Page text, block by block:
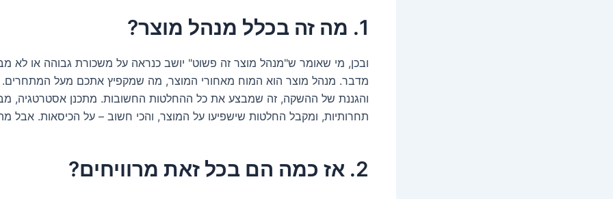
1. מה זה בכלל מנהל מוצר?
ובכן, מי שאומר ש"מנהל מוצר זה פשוט" יושב כנראה על משכורת גבוהה או לא
מדבר. מנהל מוצר הוא המוח מאחורי המוצר, מה שמקפיץ אתכם מעל המתחרים.
והגננת של ההשקה, זה שמבצע את כל ההחלטות החשובות. מתכנן אסטרטגיה,
תחרותיות, ומקבל החלטות שישפיעו על המוצר, והכי חשוב – על הכיסאות. אבל
2. אז כמה הם בכל זאת מרוויחים?